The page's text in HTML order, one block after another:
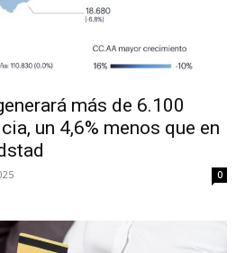
más de 6.100
un 4,6% menos que en
0